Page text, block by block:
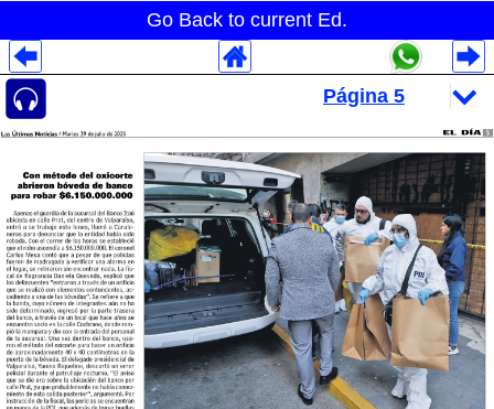
Go Back to current Ed.
Despliegues Analytics
Despliegues Totales
Despliegues por Rubros